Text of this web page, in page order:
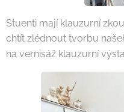
Stuenti mají klauzurní
chtít zlédnout tvorbu
na vernisáž klauzurní